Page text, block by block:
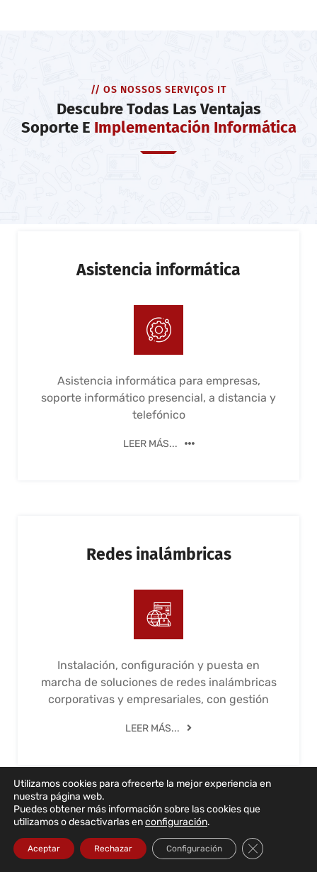
// OS NOSSOS SERVIÇOS IT
Descubre Todas Las Ventajas
Soporte E Implementación Informática
Asistencia informática
Asistencia informática para empresas,
soporte informático presencial, a distancia y
telefónico
LEER MÁS...
Redes inalámbricas
Instalación, configuración y puesta en
marcha de soluciones de redes inalámbricas
corporativas y empresariales, con gestión
LEER MÁS...
Seguridad informática
Utilizamos cookies para ofrecerte la mejor experiencia en
nuestra página web.
Puedes obtener más información sobre las cookies que
utilizamos o desactivarlas enconfiguración.
Aceptar Rechazar Configuración Cerrar el